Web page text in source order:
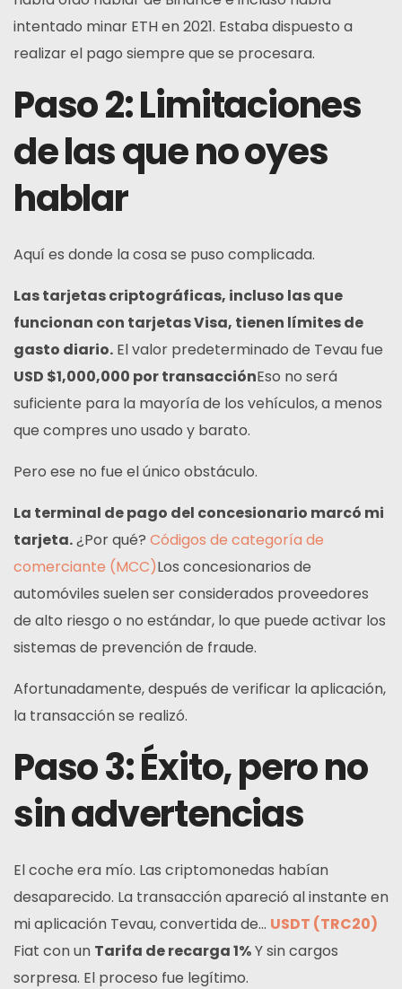
intentado minar ETH en 2021. Estaba dispuesto a
realizar el pago siempre que se procesara.
Paso 2: Limitaciones
de las que no oyes
hablar
Aquí es donde la cosa se puso complicada.
Las tarjetas criptográficas, incluso las que
funcionan con tarjetas Visa, tienen límites de
gasto diario. El valor predeterminado de Tevau fue
USD $1,000,000 por transacciónEso no será
suficiente para la mayoría de los vehículos, a menos
que compres uno usado y barato.
Pero ese no fue el único obstáculo.
La terminal de pago del concesionario marcó mi
tarjeta.¿Por qué? Códigos de categoría de
comerciante (MCC)Los concesionarios de
automóviles suelen ser considerados proveedores
de alto riesgo o no estándar, lo que puede activar los
sistemas de prevención de fraude.
Afortunadamente, después de verificar la aplicación,
la transacción se realizó.
Paso 3: Éxito, pero no
sin advertencias
El coche era mío. Las criptomonedas habían
desaparecido. La transacción apareció al instante en
mi aplicación Tevau, convertida de... USDT (TRC20)
Fiat con un Tarifa de recarga 1%Y sin cargos
sorpresa. El proceso fue legítimo.